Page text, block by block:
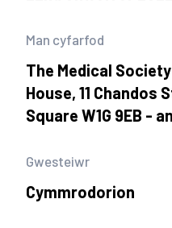
Man cyfarfod
The Medical
House, 11 Chandos
Square W1G 9EB -
Gwesteiwr
Cymmrodorion